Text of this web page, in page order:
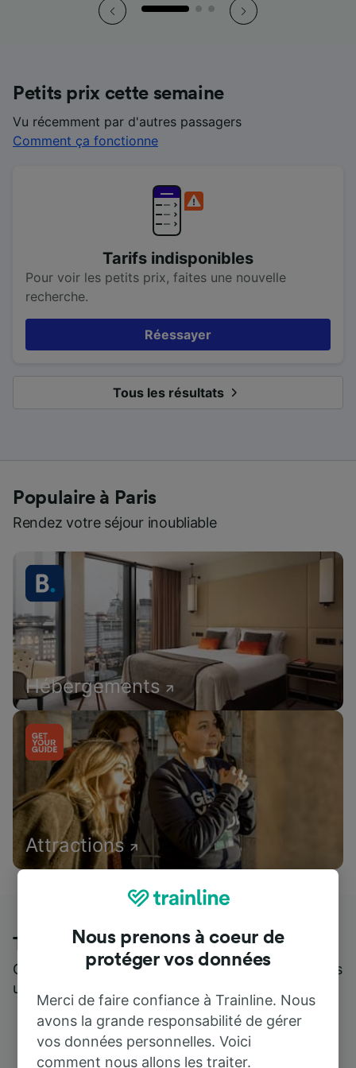
Petits prix cette semaine
Vu récemment par d'autres passagers
Comment ça fonctionne
Tarifs indisponibles
Pour voir les petits prix, faites une nouvelle
recherche.
Réessayer
Tous les résultats
Populaire à Paris
Rendez votre séjour inoubliable
Hébergements
Attractions
Trainline : l'avis de nos clients
Qui mieux pour parler de nous, que ceux qui nous
utilisent ?
Nous prenons à coeur de
protéger vos données
Merci de faire confiance à Trainline. Nous
avons la grande responsabilité de gérer
vos données personnelles. Voici
comment nous allons les traiter.